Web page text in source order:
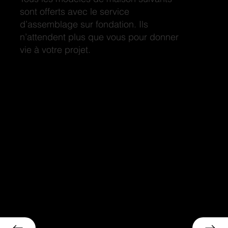
sont offerts avec le service
d’assemblage sur fondation. Ils
n’attendent plus que vous pour donner
vie à votre projet.